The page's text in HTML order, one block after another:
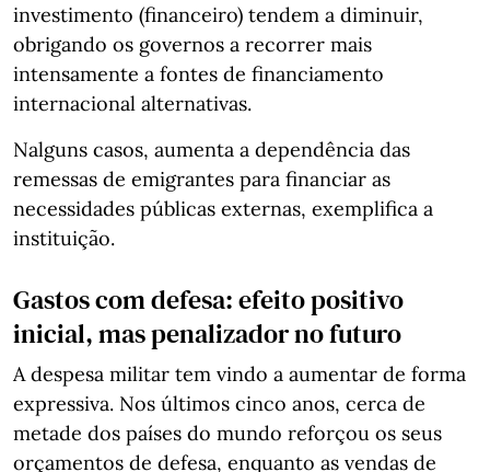
investimento (financeiro) tendem a diminuir,
obrigando os governos a recorrer mais
intensamente a fontes de financiamento
internacional alternativas.
Nalguns casos, aumenta a dependência das
remessas de emigrantes para financiar as
necessidades públicas externas, exemplifica a
instituição.
Gastos com defesa: efeito positivo
inicial, mas penalizador no futuro
A despesa militar tem vindo a aumentar de forma
expressiva. Nos últimos cinco anos, cerca de
metade dos países do mundo reforçou os seus
orçamentos de defesa, enquanto as vendas de